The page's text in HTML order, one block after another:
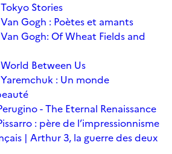
Stories
Gogh : Poètes et amants
Gogh: Of Wheat Fields and
Between Us
: Un monde
- The Eternal Renaissance
: père de l’impressionnisme
| Arthur 3, la guerre des deux